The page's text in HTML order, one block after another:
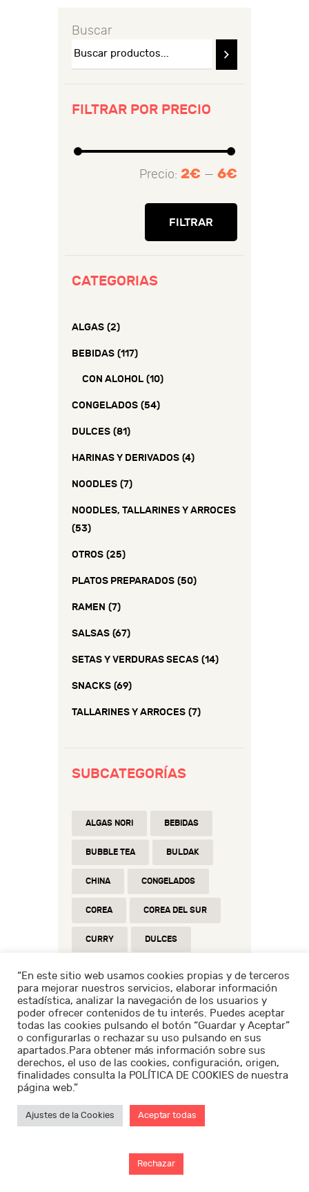
Buscar
FILTRAR POR PRECIO
mínimo
máximo
FILTRAR
Precio:2€ —6€
CATEGORIAS
ALGAS (2)
BEBIDAS (117)
CON ALOHOL (10)
CONGELADOS (54)
DULCES (81)
HARINAS Y DERIVADOS (4)
NOODLES (7)
NOODLES, TALLARINES Y ARROCES
(53)
OTROS (25)
PLATOS PREPARADOS (50)
RAMEN (7)
SALSAS (67)
SETAS Y VERDURAS SECAS (14)
SNACKS (69)
TALLARINES Y ARROCES (7)
SUBCATEGORÍAS
ALGAS NORI BEBIDAS
BUBBLE TEA BULDAK
CHINA CONGELADOS
COREA COREA DEL SUR
CURRY DULCES
FIDEOS FIDEOS DE ARROZ
GALLETAS GYOZA
GYOZAS HOT POT
MOCHI MOCHIS
“En este sitio web usamos cookies propias y de terceros
para mejorar nuestros servicios, elaborar información
estadística, analizar la navegación de los usuarios y
poder ofrecer contenidos de tu interés. Puedes aceptar
todas las cookies pulsando el botón “Guardar y Aceptar”
o configurarlas o rechazar su uso pulsando en sus
apartados.Para obtener más información sobre sus
derechos, el uso de las cookies, configuración, origen,
finalidades consulta la POLÍTICA DE COOKIES de nuestra
página web.”
Ajustes de la Cookies Aceptar todas
Rechazar